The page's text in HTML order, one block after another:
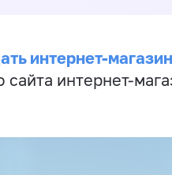
интернет-магазин
сайта интернет-